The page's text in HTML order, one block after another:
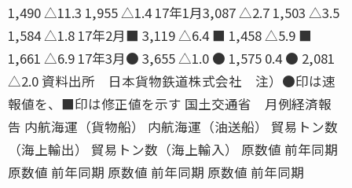
1,490 △11.3 1,955 △1.4 17年1月3,087 △2.7 1,503 △3.5
1,584 △1.8 17年2月■ 3,119 △6.4 ■ 1,458 △5.9 ■
1,661 △6.9 17年3月● 3,655 △1.0 ● 1,575 0.4 ● 2,081
△2.0 資料出所 日本貨物鉄道株式会社 注）●印は速
報値を、■印は修正値を示す 国土交通省 月例経済報
告 内航海運（貨物船） 内航海運（油送船） 貿易トン数
（海上輸出） 貿易トン数（海上輸入） 原数値 前年同期
原数値 前年同期 原数値 前年同期 原数値 前年同期